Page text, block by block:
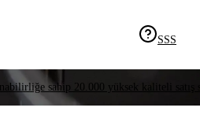
SSS
sahip 20.000 yüksek kaliteli satış